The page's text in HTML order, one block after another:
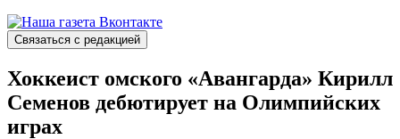
Связаться с редакцией
Хоккеист омского «Авангарда» Кирилл
Семенов дебютирует на Олимпийских
играх